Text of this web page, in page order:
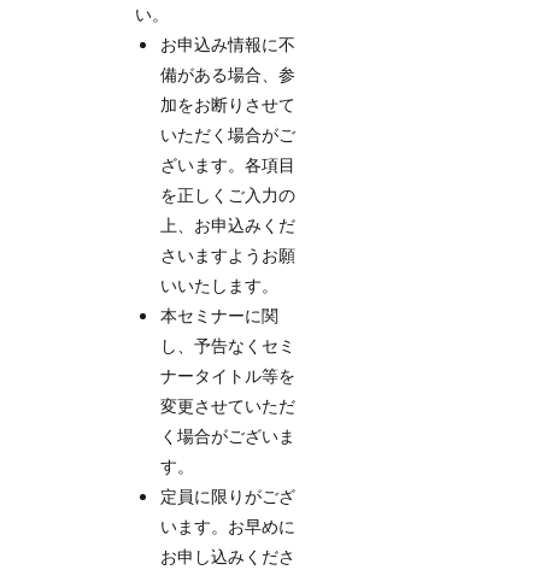
い。
お申込み情報に不
備がある場合、参
加をお断りさせて
いただく場合がご
ざいます。各項目
を正しくご入力の
上、お申込みくだ
さいますようお願
いいたします。
本セミナーに関
し、予告なくセミ
ナータイトル等を
変更させていただ
く場合がございま
す。
定員に限りがござ
います。お早めに
お申し込みくださ